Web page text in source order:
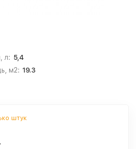
л: 5,4
м2: 19.3
штук